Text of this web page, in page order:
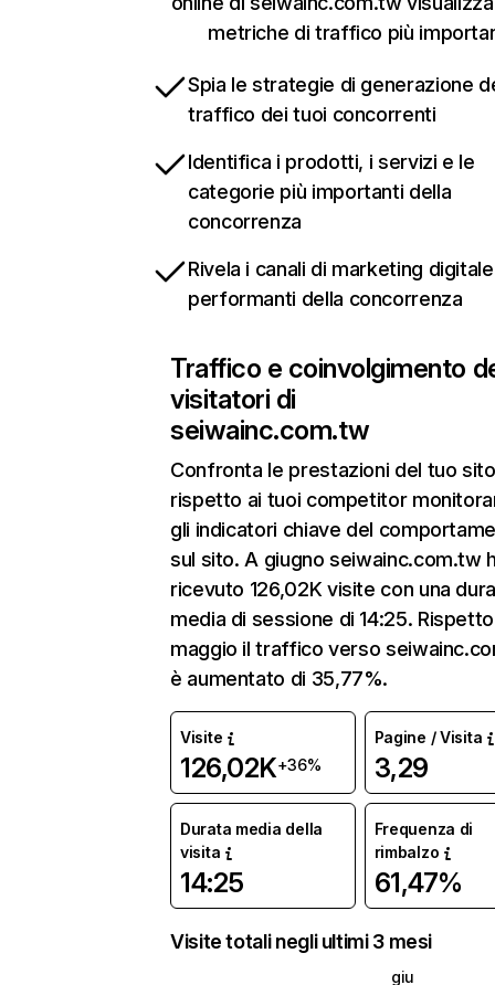
metriche di traffico più
Spia le strategie di generazione
traffico dei tuoi concorrenti
Identifica i prodotti, i servizi e le
categorie più importanti della
concorrenza
Rivela i canali di marketing
performanti della concorrenza
Traffico e coinvolgimento
visitatori di
seiwainc.com.tw
Confronta le prestazioni del tuo
rispetto ai tuoi competitor
gli indicatori chiave del
sul sito. A giugno seiwainc.com.tw
ricevuto 126,02K visite con una
media di sessione di 14:25.
maggio il traffico verso
è aumentato di 35,77%.
Visite
126,02K+36%
Pagine / Visita
3,29
Durata media della
visita
14:25
Frequenza di
rimbalzo
61,47%
Visite totali negli ultimi 3 mesi
giu